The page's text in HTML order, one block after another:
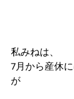
私みねは、
7月から産休
が